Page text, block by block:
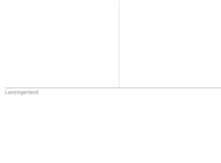
Lansingerland